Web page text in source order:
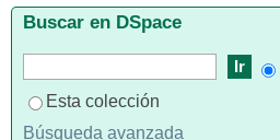
Buscar en DSpace
Esta colección
Búsqueda avanzada